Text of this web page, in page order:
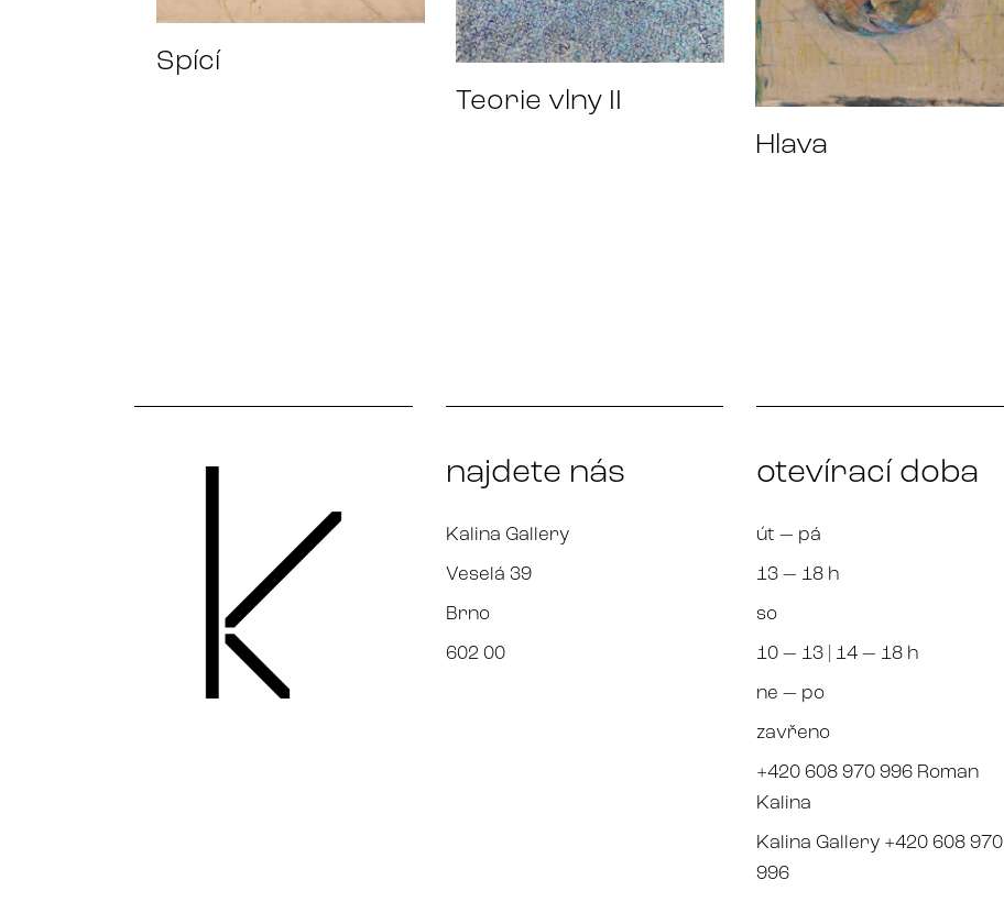
Spící
Teorie vlny II
Hlava
najdete nás
Kalina Gallery
Veselá 39
Brno
602 00
otevírací doba
út — pá
13 — 18 h
so
10 — 13 | 14 — 18 h
ne — po
zavřeno
+420 608 970 996 Roman
Kalina
Kalina Gallery +420 608 970
996